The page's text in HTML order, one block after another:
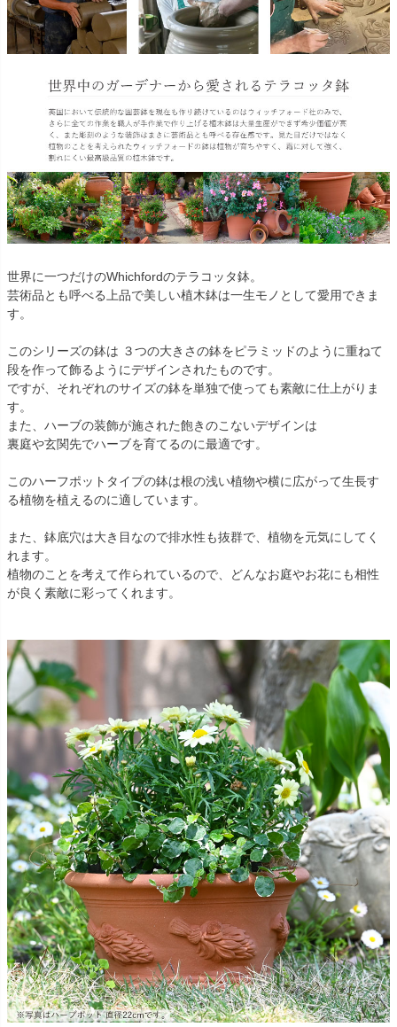
世界に一つだけのWhichfordのテラコッタ鉢。
芸術品とも呼べる上品で美しい植木鉢は一生モノとして愛用できま
す。
このシリーズの鉢は ３つの大きさの鉢をピラミッドのように重ねて
段を作って飾るようにデザインされたものです。
ですが、それぞれのサイズの鉢を単独で使っても素敵に仕上がりま
す。
また、ハーブの装飾が施された飽きのこないデザインは
裏庭や玄関先でハーブを育てるのに最適です。
このハーフポットタイプの鉢は根の浅い植物や横に広がって生長す
る植物を植えるのに適しています。
また、鉢底穴は大き目なので排水性も抜群で、植物を元気にしてく
れます。
植物のことを考えて作られているので、どんなお庭やお花にも相性
が良く素敵に彩ってくれます。